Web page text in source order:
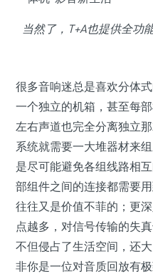
当然了，T+A也提供全功
很多音响迷总是喜欢分体
一个独立的机箱，甚至每
左右声道也完全分离独立
系统就需要一大堆器材来
是尽可能避免各组线路相
部组件之间的连接都需要
往往又是价值不菲的；更
点越多，对信号传输的失
不但侵占了生活空间，还
非你是一位对音质回放有